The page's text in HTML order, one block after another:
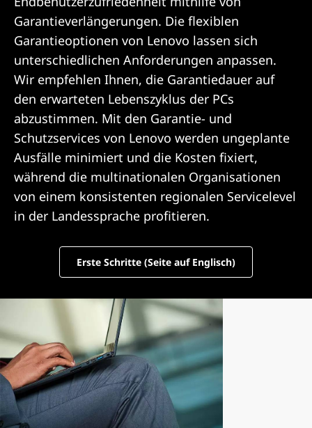
u
Garantieverlängerungen. Die flexiblen
Garantieoptionen von Lenovo lassen sich
unterschiedlichen Anforderungen anpassen.
Wir empfehlen Ihnen, die Garantiedauer auf
den erwarteten Lebenszyklus der PCs
abzustimmen. Mit den Garantie- und
Schutzservices von Lenovo werden ungeplante
Ausfälle minimiert und die Kosten fixiert,
während die multinationalen Organisationen
von einem konsistenten regionalen Servicelevel
in der Landessprache profitieren.
Erste Schritte (Seite auf Englisch)